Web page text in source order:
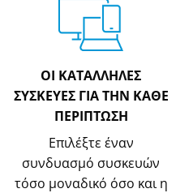
ΟΙ ΚΑΤΑΛΛΗΛΕΣ
ΣΥΣΚΕΥΕΣ ΓΙΑ ΤΗΝ ΚΑΘΕ
ΠΕΡΙΠΤΩΣΗ
Επιλέξτε έναν
συνδυασμό συσκευών
τόσο μοναδικό όσο και η